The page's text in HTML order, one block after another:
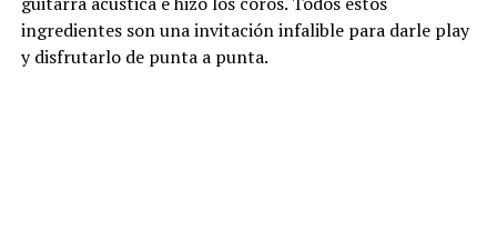
ingredientes son una invitación infalible para darle play
y disfrutarlo de punta a punta.